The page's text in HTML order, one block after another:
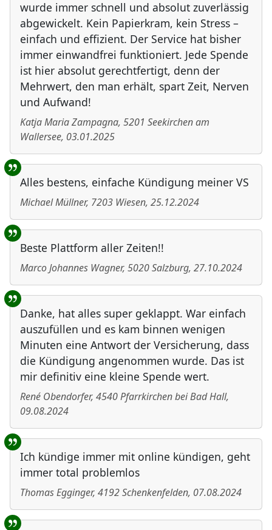
wurde immer schnell und absolut zuverlässig
abgewickelt. Kein Papierkram, kein Stress –
einfach und effizient. Der Service hat bisher
immer einwandfrei funktioniert. Jede Spende
ist hier absolut gerechtfertigt, denn der
Mehrwert, den man erhält, spart Zeit, Nerven
und Aufwand!
Katja Maria Zampagna, 5201 Seekirchen am
Wallersee, 03.01.2025
Alles bestens, einfache Kündigung meiner VS
Michael Müllner, 7203 Wiesen, 25.12.2024
Beste Plattform aller Zeiten!!
Marco Johannes Wagner, 5020Salzburg, 27.10.2024
Danke, hat alles super geklappt. War einfach
auszufüllen und es kam binnen wenigen
Minuten eine Antwort der Versicherung, dass
die Kündigung angenommen wurde. Das ist
mir definitiv eine kleine Spende wert.
René Obendorfer, 4540Pfarrkirchen bei Bad Hall,
09.08.2024
Ich kündige immer mit online kündigen, geht
immer total problemlos
Thomas Egginger, 4192Schenkenfelden, 07.08.2024